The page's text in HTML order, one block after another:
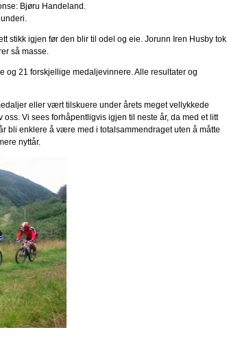
Bjøru Handeland.
stikk igjen før den blir til odel og eie. Jorunn Iren Husby tok
så masse.
og 21 forskjellige medaljevinnere. Alle resultater og
eller vært tilskuere under årets meget vellykkede
Vi sees forhåpentligvis igjen til neste år, da med et litt
bli enklere å være med i totalsammendraget uten å måtte
nyttår.